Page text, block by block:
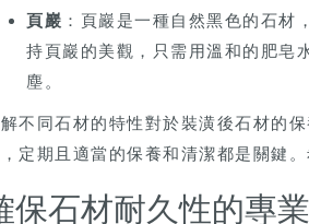
頁巖 ：頁巖是一種自然黑色的石材
持頁巖的美觀，只需用溫和的肥皂
塵。
不同石材的特性對於裝潢後石材的
定期且適當的保養和清潔都是關鍵
保石材耐久性的專